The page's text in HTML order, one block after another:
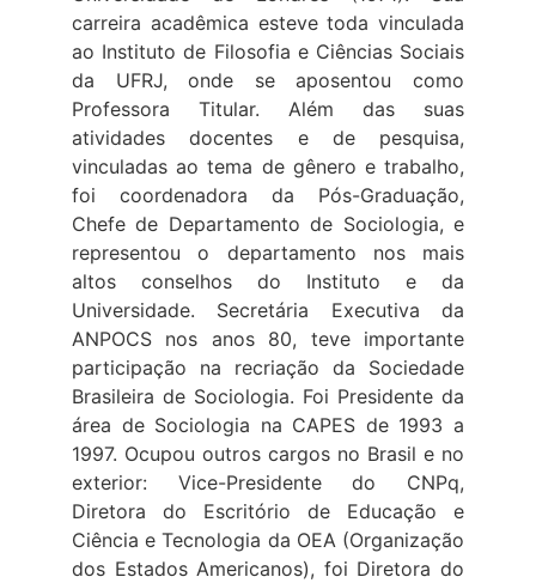
carreira acadêmica esteve toda vinculada
ao Instituto de Filosofia e Ciências Sociais
da UFRJ, onde se aposentou como
Professora Titular. Além das suas
atividades docentes e de pesquisa,
vinculadas ao tema de gênero e trabalho,
foi coordenadora da Pós-Graduação,
Chefe de Departamento de Sociologia, e
representou o departamento nos mais
altos conselhos do Instituto e da
Universidade. Secretária Executiva da
ANPOCS nos anos 80, teve importante
participação na recriação da Sociedade
Brasileira de Sociologia. Foi Presidente da
área de Sociologia na CAPES de 1993 a
1997. Ocupou outros cargos no Brasil e no
exterior: Vice-Presidente do CNPq,
Diretora do Escritório de Educação e
Ciência e Tecnologia da OEA (Organização
dos Estados Americanos), foi Diretora do